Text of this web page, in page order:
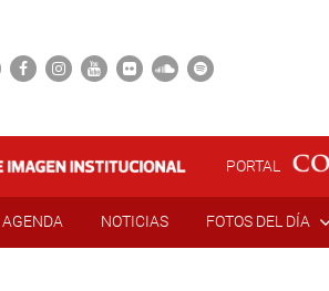
PORTAL
AGENDA NOTICIAS FOTOS DEL DÍA